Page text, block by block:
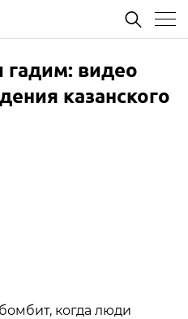
гадим: видео
казанского
когда люди